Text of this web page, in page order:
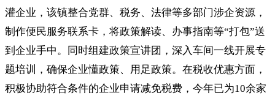
灌企业，该镇整合党群、税务、法律等多部门涉企资源，
制作便民服务联系卡，将政策解读、办事指南等“打包”送
到企业手中。同时组建政策宣讲团，深入车间一线开展专
题培训，确保企业懂政策、用足政策。在税收优惠方面，
积极协助符合条件的企业申请减免税费，今年已为10余家